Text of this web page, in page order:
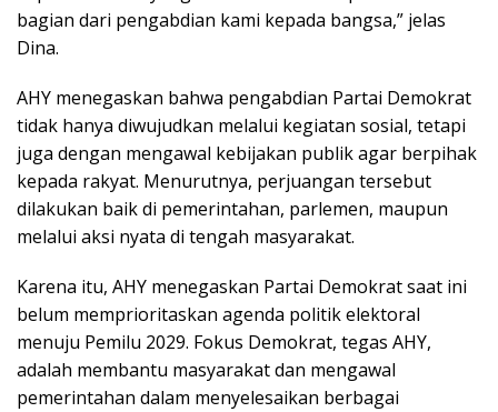
bagian dari pengabdian kami kepada bangsa,” jelas
Dina.
AHY menegaskan bahwa pengabdian Partai Demokrat
tidak hanya diwujudkan melalui kegiatan sosial, tetapi
juga dengan mengawal kebijakan publik agar berpihak
kepada rakyat. Menurutnya, perjuangan tersebut
dilakukan baik di pemerintahan, parlemen, maupun
melalui aksi nyata di tengah masyarakat.
Karena itu, AHY menegaskan Partai Demokrat saat ini
belum memprioritaskan agenda politik elektoral
menuju Pemilu 2029. Fokus Demokrat, tegas AHY,
adalah membantu masyarakat dan mengawal
pemerintahan dalam menyelesaikan berbagai